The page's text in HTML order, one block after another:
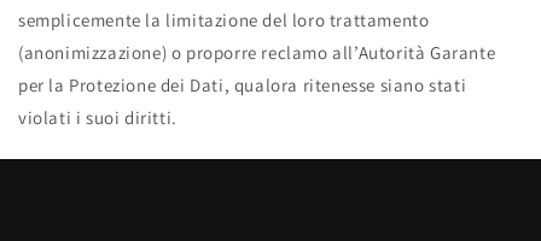
semplicemente la limitazione del loro trattamento
(anonimizzazione) o proporre reclamo all’Autorità Garante
per la Protezione dei Dati, qualora ritenesse siano stati
violati i suoi diritti.